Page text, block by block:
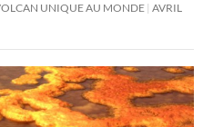
UNIQUE AU MONDE AVRIL